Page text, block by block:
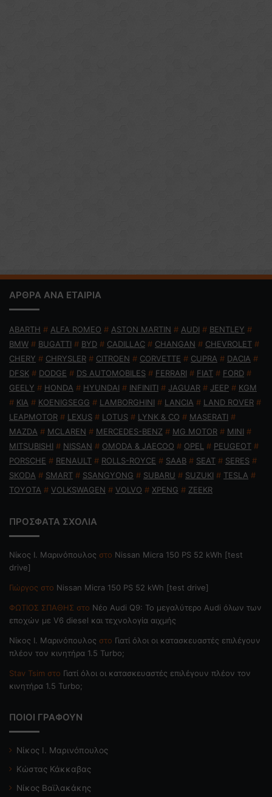
ΑΡΘΡΑ ΑΝΑ ΕΤΑΙΡΙΑ
ABARTH # ALFA ROMEO # ASTON MARTIN # AUDI # BENTLEY #
BMW # BUGATTI # BYD # CADILLAC # CHANGAN # CHEVROLET #
CHERY # CHRYSLER # CITROEN # CORVETTE # CUPRA # DACIA #
DFSK # DODGE # DS AUTOMOBILES # FERRARI # FIAT # FORD #
GEELY # HONDA # HYUNDAI # INFINITI # JAGUAR # JEEP # KGM
# KIA # KOENIGSEGG # LAMBORGHINI # LANCIA # LAND ROVER #
LEAPMOTOR # LEXUS # LOTUS # LYNK & CO # MASERATI #
MAZDA # MCLAREN # MERCEDES-BENZ # MG MOTOR # MINI #
MITSUBISHI # NISSAN # OMODA & JAECOO # OPEL # PEUGEOT #
PORSCHE # RENAULT # ROLLS-ROYCE # SAAB # SEAT # SERES #
SKODA # SMART # SSANGYONG # SUBARU # SUZUKI # TESLA #
TOYOTA # VOLKSWAGEN # VOLVO # XPENG # ZEEKR
ΠΡΟΣΦΑΤΑ ΣΧΟΛΙΑ
Nίκος Ι. Mαρινόπουλος στο Nissan Micra 150 PS 52 kWh [test
drive]
Γιώργος στο Nissan Micra 150 PS 52 kWh [test drive]
ΦΩΤΙΟΣ ΣΠΑΘΗΣ στο Νέο Audi Q9: Το μεγαλύτερο Audi όλων των
εποχών με V6 diesel και τεχνολογία αιχμής
Nίκος Ι. Mαρινόπουλος στο Γιατί όλοι οι κατασκευαστές επιλέγουν
πλέον τον κινητήρα 1.5 Turbo;
Stav Tsim στο Γιατί όλοι οι κατασκευαστές επιλέγουν πλέον τον
κινητήρα 1.5 Turbo;
ΠΟΙΟΙ ΓΡΑΦΟΥΝ
Νίκος Ι. Μαρινόπουλος
Κώστας Κάκκαβας
Νίκος Βαϊλακάκης